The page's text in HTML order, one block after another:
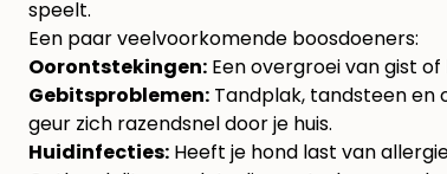
speelt.
Een paar veelvoorkomende boosdoeners:
Oorontstekingen: Een overgroei van gist
Gebitsproblemen: Tandplak, tandsteen en
geur zich razendsnel door je huis.
Huidinfecties: Heeft je hond last van